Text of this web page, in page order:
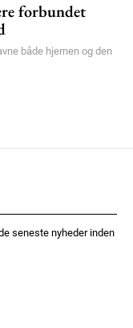
forbundet
både hjernen og den
seneste nyheder inden